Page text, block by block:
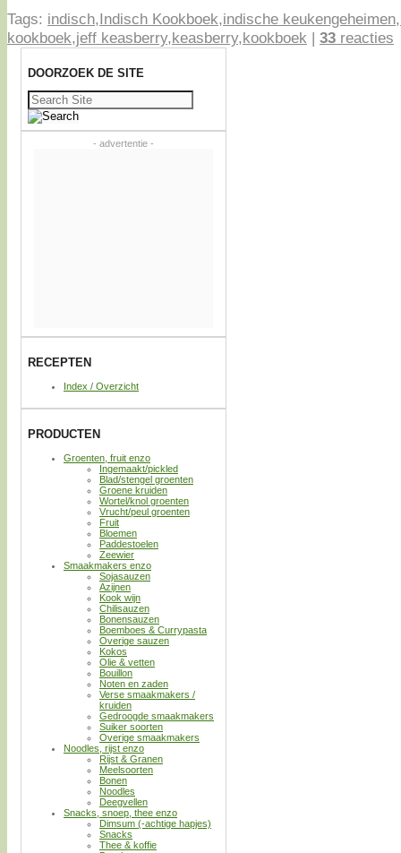
Tags: indisch,Indisch Kookboek,indische keukengeheimen,
kookboek,jeff keasberry,keasberry,kookboek | 33 reacties
DOORZOEK DE SITE
Zoeken
naar:
- advertentie -
RECEPTEN
Index / Overzicht
PRODUCTEN
Groenten, fruit enzo
Ingemaakt/pickled
Blad/stengel groenten
Groene kruiden
Wortel/knol groenten
Vrucht/peul groenten
Fruit
Bloemen
Paddestoelen
Zeewier
Smaakmakers enzo
Sojasauzen
Azijnen
Kook wijn
Chilisauzen
Bonensauzen
Boemboes & Currypasta
Overige sauzen
Kokos
Olie & vetten
Bouillon
Noten en zaden
Verse smaakmakers /
kruiden
Gedroogde smaakmakers
Suiker soorten
Overige smaakmakers
Noodles, rijst enzo
Rijst & Granen
Meelsoorten
Bonen
Noodles
Deegvellen
Snacks, snoep, thee enzo
Dimsum (-achtige hapjes)
Snacks
Thee & koffie